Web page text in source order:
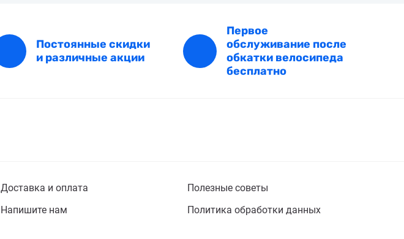
Постоянные скидки
и различные акции
Первое
обслуживание после
обкатки велосипеда
бесплатно
Доставка и оплата
Полезные советы
Напишите нам
Политика обработки данных